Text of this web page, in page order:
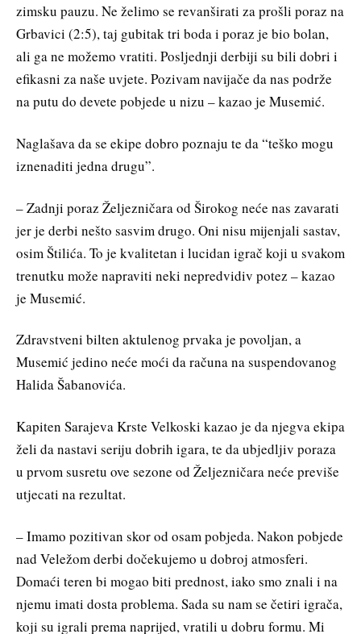
zimsku pauzu. Ne želimo se revanširati za prošli poraz na
Grbavici (2:5), taj gubitak tri boda i poraz je bio bolan,
ali ga ne možemo vratiti. Posljednji derbiji su bili dobri i
efikasni za naše uvjete. Pozivam navijače da nas podrže
na putu do devete pobjede u nizu – kazao je Musemić.
Naglašava da se ekipe dobro poznaju te da “teško mogu
iznenaditi jedna drugu”.
– Zadnji poraz Željezničara od Širokog neće nas zavarati
jer je derbi nešto sasvim drugo. Oni nisu mijenjali sastav,
osim Štilića. To je kvalitetan i lucidan igrač koji u svakom
trenutku može napraviti neki nepredvidiv potez – kazao
je Musemić.
Zdravstveni bilten aktulenog prvaka je povoljan, a
Musemić jedino neće moći da računa na suspendovanog
Halida Šabanovića.
Kapiten Sarajeva Krste Velkoski kazao je da njegva ekipa
želi da nastavi seriju dobrih igara, te da ubjedljiv poraza
u prvom susretu ove sezone od Željezničara neće previše
utjecati na rezultat.
– Imamo pozitivan skor od osam pobjeda. Nakon pobjede
nad Veležom derbi dočekujemo u dobroj atmosferi.
Domaći teren bi mogao biti prednost, iako smo znali i na
njemu imati dosta problema. Sada su nam se četiri igrača,
koji su igrali prema naprijed, vratili u dobru formu. Mi